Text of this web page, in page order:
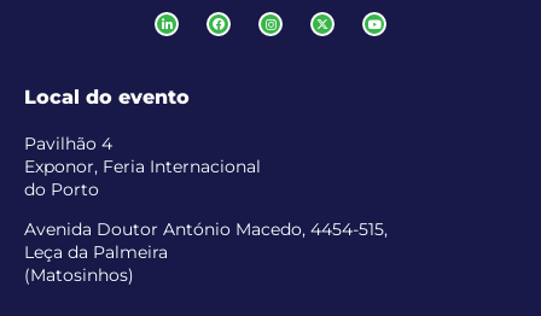
Local do evento
Pavilhão 4
Exponor, Feria Internacional
do Porto
Avenida Doutor António Macedo, 4454-515,
Leça da Palmeira
(Matosinhos)